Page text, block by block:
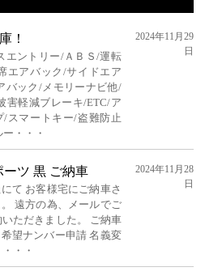
！
エントリー/ＡＢＳ/運転
エアバック/サイドエア
バック/メモリーナビ他/
害軽減ブレーキ/ETC/ア
/スマートキー/盗難防止
・・・
2024年11月29
日
ーツ 黒 ご納車
て お客様宅にご納車さ
遠方の為、メールでご
ただきました。 ご納車
望ナンバー申請 名義変
・・
2024年11月28
日